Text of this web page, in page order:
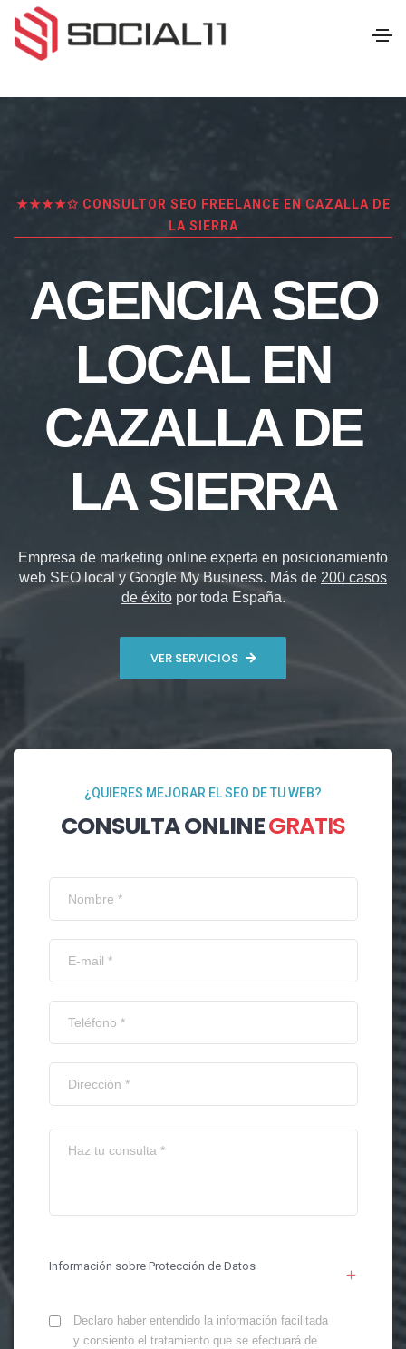
★★★★✩ CONSULTOR SEO FREELANCE EN CAZALLA DE
LA SIERRA
AGENCIA SEO
LOCAL EN
CAZALLA DE
LA SIERRA
Empresa de marketing online experta en posicionamiento
web SEO local y Google My Business. Más de 200 casos
de éxitopor toda España.
VER SERVICIOS
¿QUIERES MEJORAR EL SEO DE TU WEB?
CONSULTA ONLINEGRATIS
Información sobre Protección de Datos
Declaro haber entendido la información facilitada
y consiento el tratamiento que se efectuará de